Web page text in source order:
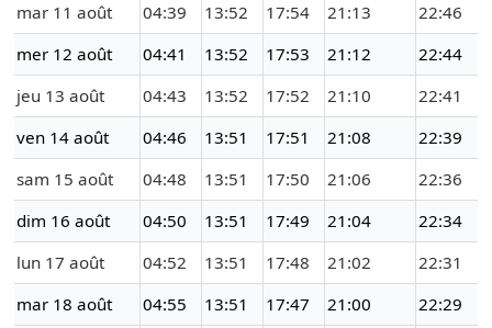
mar 11 août
04:39 13:52 17:54 21:13
22:46
mer 12 août
04:41 13:52 17:53 21:12
22:44
jeu 13 août
04:43 13:52 17:52 21:10
22:41
ven 14 août
04:46 13:51 17:51 21:08
22:39
sam 15 août
04:48 13:51 17:50 21:06
22:36
dim 16 août
04:50 13:51 17:49 21:04
22:34
lun 17 août
04:52 13:51 17:48 21:02
22:31
mar 18 août
04:55 13:51 17:47 21:00
22:29